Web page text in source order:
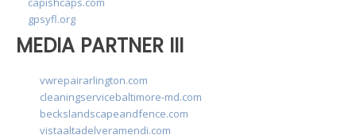
gpsyfl.org
MEDIA PARTNER III
vwrepairarlington.com
cleaningservicebaltimore-md.com
beckslandscapeandfence.com
vistaaltadelveramendi.com